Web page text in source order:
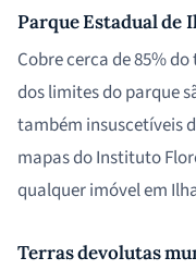
Parque Estadual de
Cobre cerca de 85%
dos limites do parque
também insuscetíveis
mapas do Instituto
qualquer imóvel em
Terras devolutas